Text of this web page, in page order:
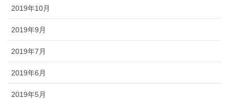
2019年10月
2019年9月
2019年7月
2019年6月
2019年5月